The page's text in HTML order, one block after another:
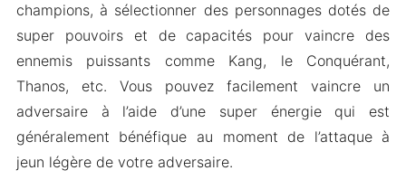
champions, à sélectionner des personnages dotés de
super pouvoirs et de capacités pour vaincre des
ennemis puissants comme Kang, le Conquérant,
Thanos, etc. Vous pouvez facilement vaincre un
adversaire à l’aide d’une super énergie qui est
généralement bénéfique au moment de l’attaque à
jeun légère de votre adversaire.